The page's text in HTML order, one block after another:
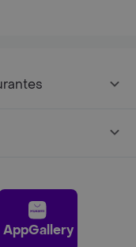
AppGallery